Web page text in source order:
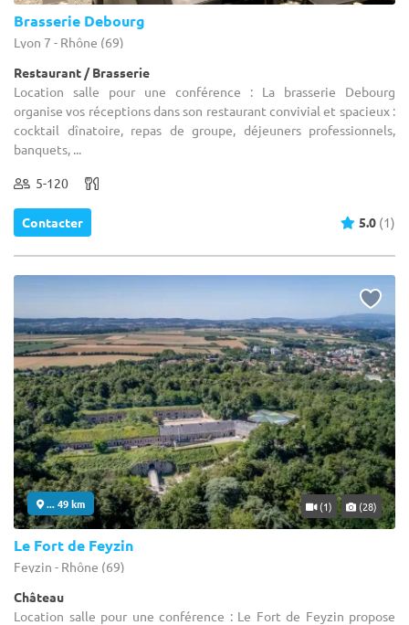
Brasserie Debourg
Lyon 7 - Rhône (69)
Restaurant / Brasserie
Location salle pour une conférence : La brasserie Debourg
organise vos réceptions dans son restaurant convivial et spacieux :
cocktail dînatoire, repas de groupe, déjeuners professionnels,
banquets, ...
5-120
Contacter 5.0 (1)
... 49 km (1) (28)
Le Fort de Feyzin
Feyzin - Rhône (69)
Château
Location salle pour une conférence : Le Fort de Feyzin propose